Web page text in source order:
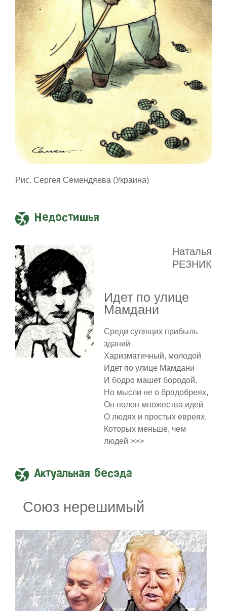
Рис. Сергея Семендяева (Украина)
Недостишья
Наталья
РЕЗНИК
Идет по улице
Мамдани
Среди сулящих прибыль
зданий
Харизматичный, молодой
Идет по улице Мамдани
И бодро машет бородой.
Но мысли не о брадобреях,
Он полон множества идей
О людях и простых евреях,
Которых меньше, чем
людей >>>
Актуальная бесэда
Союз нерешимый